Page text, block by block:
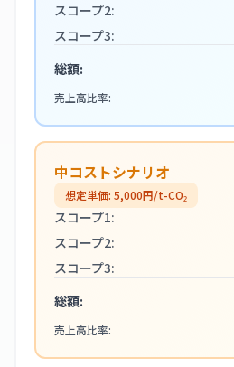
スコープ2:
スコープ3:
総額:
売上高比率:
中コストシナリオ
想定単価: 5,000円/t-CO₂
スコープ1:
スコープ2:
スコープ3:
総額:
売上高比率: